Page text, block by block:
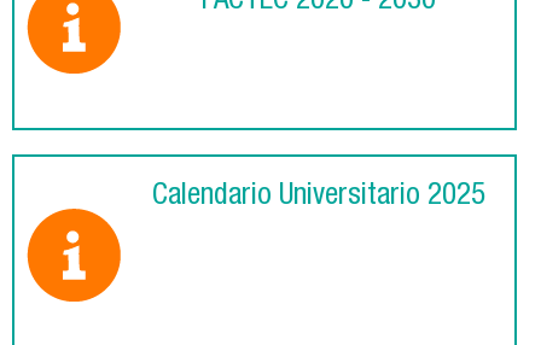
Calendario Universitario 2025